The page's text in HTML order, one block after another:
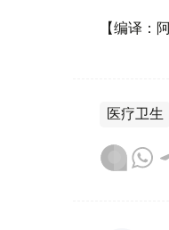
【编译：
医疗卫生